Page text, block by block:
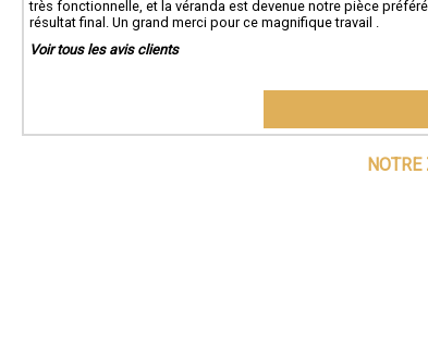
très fonctionnelle, et la véranda est devenue notre pièce
résultat final. Un grand merci pour ce magnifique travail .
Voir tous les avis clients